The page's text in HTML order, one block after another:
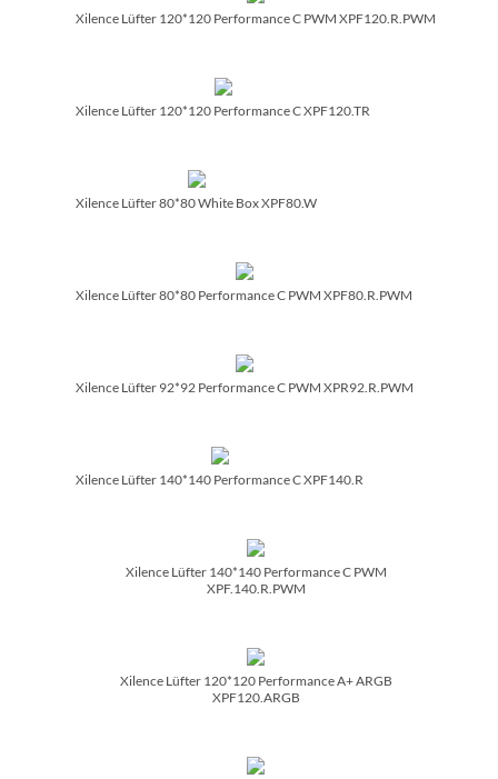
Xilence Lüfter 120*120 Performance C PWM XPF120.R.PWM
Xilence Lüfter 120*120 Performance C XPF120.TR
Xilence Lüfter 80*80 White Box XPF80.W
Xilence Lüfter 80*80 Performance C PWM XPF80.R.PWM
Xilence Lüfter 92*92 Performance C PWM XPR92.R.PWM
Xilence Lüfter 140*140 Performance C XPF140.R
Xilence Lüfter 140*140 Performance C PWM
XPF.140.R.PWM
Xilence Lüfter 120*120 Performance A+ ARGB
XPF120.ARGB